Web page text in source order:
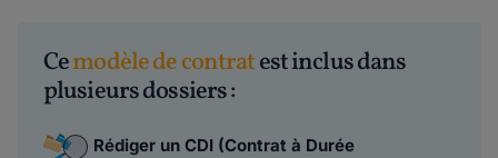
Cemodèle de contratest inclus dans
plusieurs dossiers :
Rédiger un CDI (Contrat à Durée